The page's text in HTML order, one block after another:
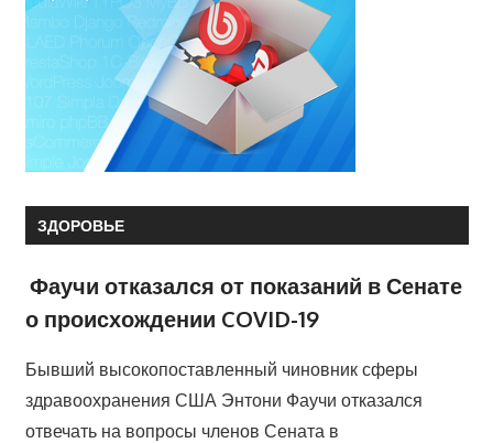
ЗДОРОВЬЕ
Фаучи отказался от показаний в Сенате
о происхождении COVID-19
Бывший высокопоставленный чиновник сферы
здравоохранения США Энтони Фаучи отказался
отвечать на вопросы членов Сената в